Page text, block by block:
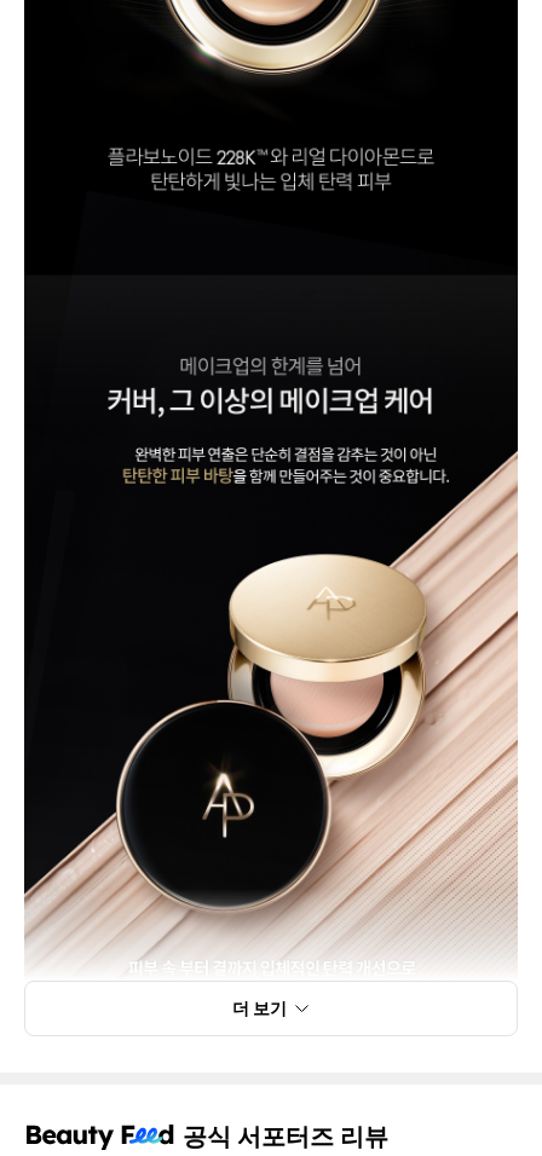
더 보기
공식 서포터즈 리뷰